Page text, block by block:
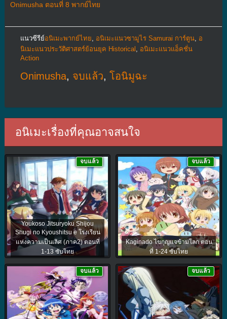
Onimusha ตอนที่ 8 พากย์ไทย
แนวซีรีย์อนิเมะพากย์ไทย, อนิเมะแนวซามูไร Samurai การ์ตูน, อ
นิเมะแนวประวัติศาสตร์ย้อนยุค Historical , อนิเมะแนวแอ็คชั่น
Action
Onimusha, จบแล้ว, โอนิมูฉะ
อนิเมะเรื่องที่คุณอาจสนใจ
Youkoso Jitsuryoku Shijou
Shugi no Kyoushitsu e โรงเรียน
แห่งความเป็นเลิศ (ภาค2) ตอนที่
1-13 ซับไทย
จบแล้ว
Kaginado ไขกุญแจข้ามโลก ตอน
ที่ 1-24 ซับไทย
จบแล้ว
จบแล้ว จบแล้ว